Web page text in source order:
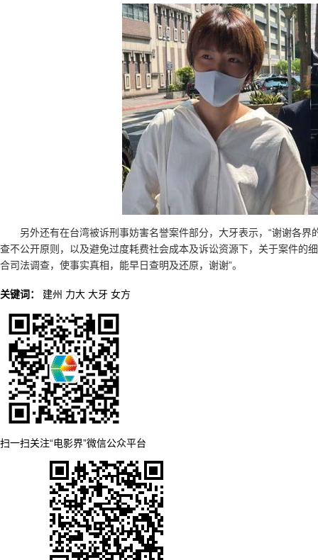
另外还有在台湾被诉刑事妨害名誉案件部分，大牙表示，“谢谢各
查不公开原则，以及避免过度耗费社会成本及诉讼资源下，关于案件的
合司法调查，使事实真相，能早日查明及还原，谢谢”。
关键词： 建州 力大 大牙 女方
扫一扫关注“电影界”微信公众平台